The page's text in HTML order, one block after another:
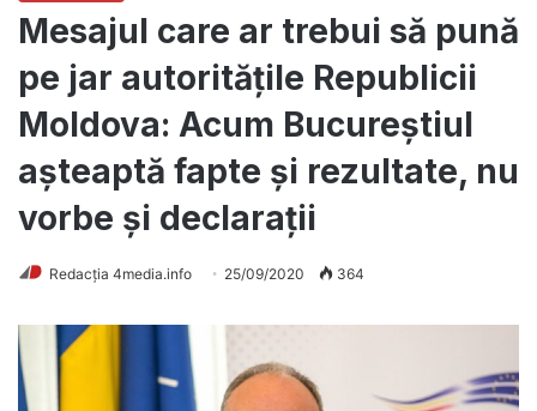
Mesajul care ar trebui să pună
pe jar autoritățile Republicii
Moldova: Acum Bucureștiul
așteaptă fapte și rezultate, nu
vorbe și declarații
Redacția 4media.info 25/09/2020 364